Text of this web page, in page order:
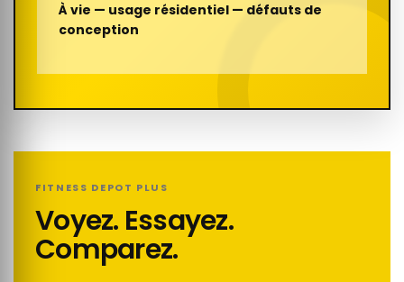
À vie — usage résidentiel — défauts de
conception
FITNESS DEPOT PLUS
Voyez. Essayez.
Comparez.